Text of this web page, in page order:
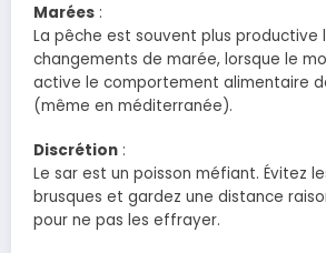
Marées :
La pêche est souvent plus productive
changements de marée, lorsque le
active le comportement alimentaire
(même en méditerranée).
Discrétion :
Le sar est un poisson méfiant. Évitez
brusques et gardez une distance
pour ne pas les effrayer.